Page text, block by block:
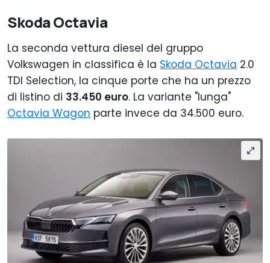
Skoda Octavia
La seconda vettura diesel del gruppo
Volkswagen in classifica è la Skoda Octavia 2.0
TDI Selection, la cinque porte che ha un prezzo
di listino di 33.450 euro. La variante "lunga"
Octavia Wagon parte invece da 34.500 euro.